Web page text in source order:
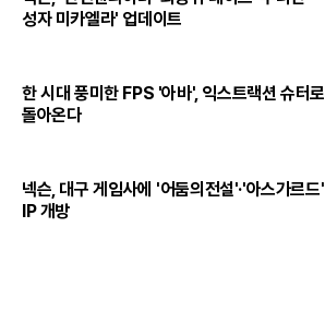
성자 미카엘라' 업데이트
한 시대 풍미한 FPS '아바', 익스트랙션 슈터로
돌아온다
넥슨, 대구 게임사에 '어둠의전설'·'아스가르드'
IP 개방